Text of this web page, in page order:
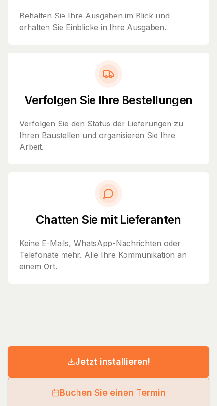
Behalten Sie Ihre Ausgaben im Blick und
erhalten Sie Einblicke in Ihre Ausgaben.
Verfolgen Sie Ihre Bestellungen
Verfolgen Sie den Status der Lieferungen zu
Ihren Baustellen und organisieren Sie Ihre
Arbeit.
Chatten Sie mit Lieferanten
Keine E-Mails, WhatsApp-Nachrichten oder
Telefonate mehr. Alle Ihre Kommunikation an
einem Ort.
Jetzt installieren!
Buchen Sie einen Termin